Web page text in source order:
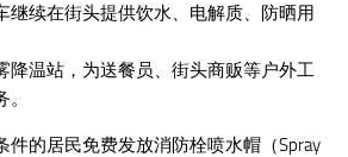
继续在街头提供饮水、电解质、防晒用
降温站，为送餐员、街头商贩等户外工
件的居民免费发放消防栓喷水帽（Spray